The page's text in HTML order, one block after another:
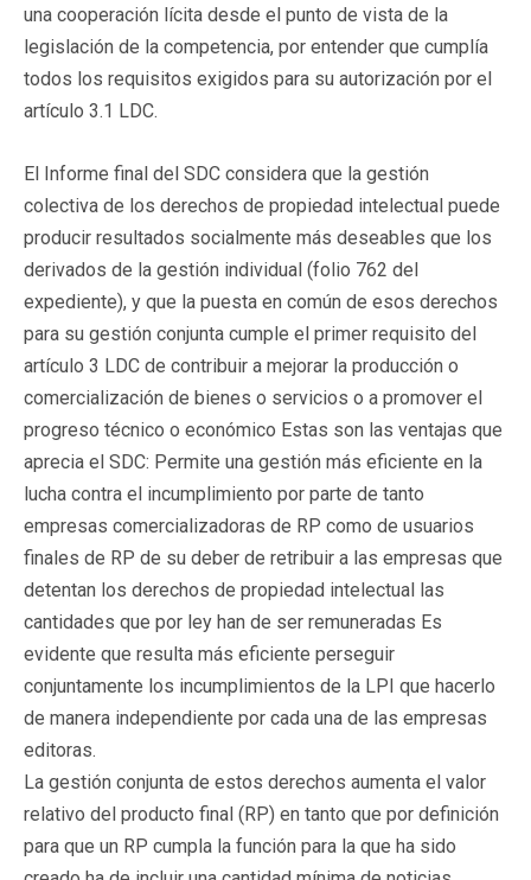
una cooperación lícita desde el punto de vista de la
legislación de la competencia, por entender que cumplía
todos los requisitos exigidos para su autorización por el
artículo 3.1 LDC.
El Informe final del SDC considera que la gestión
colectiva de los derechos de propiedad intelectual puede
producir resultados socialmente más deseables que los
derivados de la gestión individual (folio 762 del
expediente), y que la puesta en común de esos derechos
para su gestión conjunta cumple el primer requisito del
artículo 3 LDC de contribuir a mejorar la producción o
comercialización de bienes o servicios o a promover el
progreso técnico o económico Estas son las ventajas que
aprecia el SDC: Permite una gestión más eficiente en la
lucha contra el incumplimiento por parte de tanto
empresas comercializadoras de RP como de usuarios
finales de RP de su deber de retribuir a las empresas que
detentan los derechos de propiedad intelectual las
cantidades que por ley han de ser remuneradas Es
evidente que resulta más eficiente perseguir
conjuntamente los incumplimientos de la LPI que hacerlo
de manera independiente por cada una de las empresas
editoras.
La gestión conjunta de estos derechos aumenta el valor
relativo del producto final (RP) en tanto que por definición
para que un RP cumpla la función para la que ha sido